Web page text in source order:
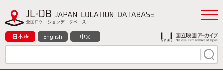
日本語 English 中文